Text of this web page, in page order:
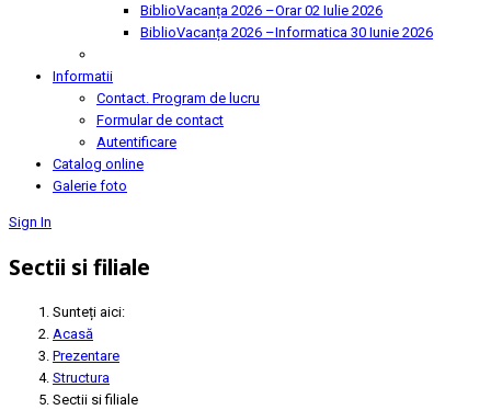
BiblioVacanța 2026 –Orar02 Iulie 2026
BiblioVacanța 2026 –Informatica 30 Iunie 2026
Informatii
Contact. Program de lucru
Formular de contact
Autentificare
Catalog online
Galerie foto
Sign In
Sectii si filiale
Sunteți aici:
Acasă
Prezentare
Structura
Sectii si filiale